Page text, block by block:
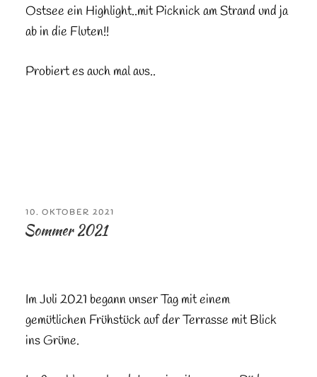
Ostsee ein Highlight..mit Picknick am Strand und ja
ab in die Fluten!!
Probiert es auch mal aus..
VERÖFFENTLICHT
AM
10. OKTOBER 2021
Sommer 2021
Im Juli 2021 begann unser Tag mit einem
gemütlichen Frühstück auf der Terrasse mit Blick
ins Grüne.